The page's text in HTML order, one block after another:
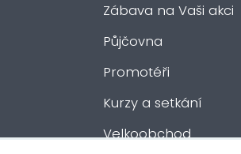
Zábava na Vaši akci
Půjčovna
Promotéři
Kurzy a setkání
Velkoobchod